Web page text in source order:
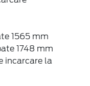
1565 mm
1748 mm
incarcare la